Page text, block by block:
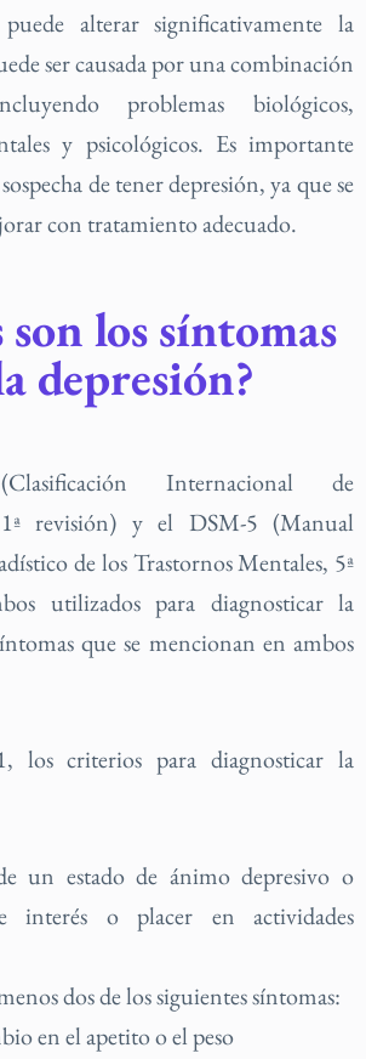
alterar significativamente la
ser causada por una combinación
problemas biológicos,
y psicológicos. Es importante
de tener depresión, ya que se
con tratamiento adecuado.
son los síntomas
depresión?
Internacional de
revisión) y el DSM-5 (Manual
de los Trastornos Mentales, 5ª
utilizados para diagnosticar la
que se mencionan en ambos
los criterios para diagnosticar la
un estado de ánimo depresivo o
interés o placer en actividades
dos de los siguientes síntomas:
en el apetito o el peso